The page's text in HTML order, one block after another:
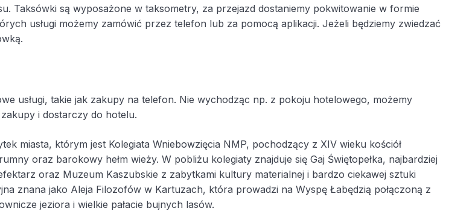
Taksówki są wyposażone w taksometry, za przejazd dostaniemy pokwitowanie w formie
usługi możemy zamówić przez telefon lub za pomocą aplikacji. Jeżeli będziemy zwiedzać
usługi, takie jak zakupy na telefon. Nie wychodząc np. z pokoju hotelowego, możemy
i dostarczy do hotelu.
miasta, którym jest Kolegiata Wniebowzięcia NMP, pochodzący z XIV wieku kościół
oraz barokowy hełm wieży. W pobliżu kolegiaty znajduje się Gaj Świętopełka, najbardziej
oraz Muzeum Kaszubskie z zabytkami kultury materialnej i bardzo ciekawej sztuki
znana jako Aleja Filozofów w Kartuzach, która prowadzi na Wyspę Łabędzią połączoną z
jeziora i wielkie pałacie bujnych lasów.